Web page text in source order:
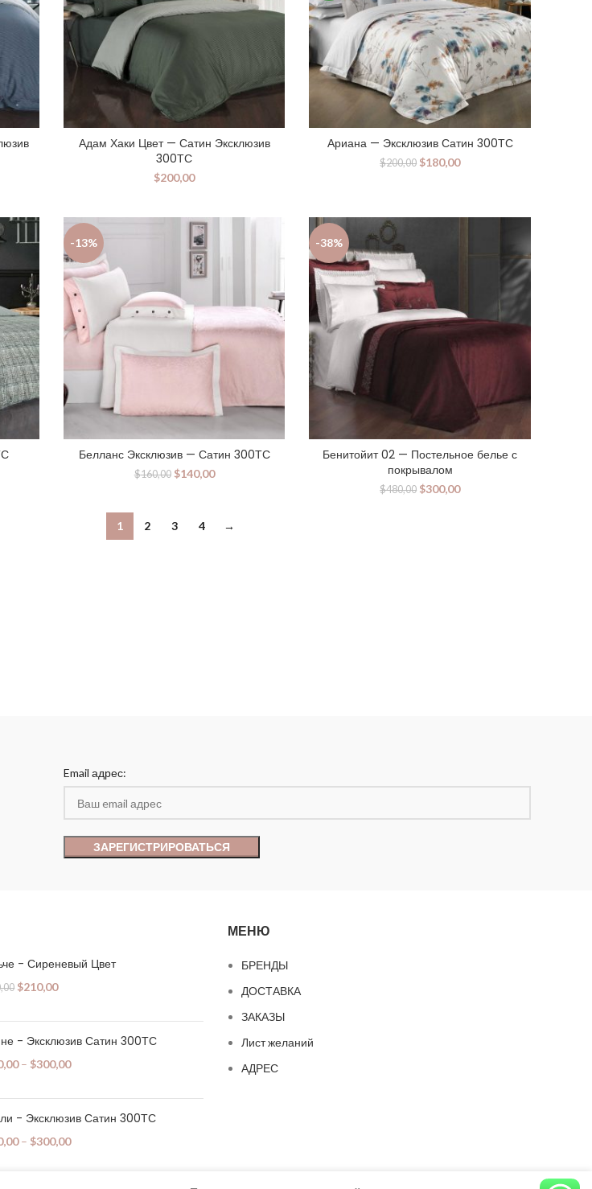
Адам Хаки Цвет — Сатин Эксклюзив
300ТС
$200,00
Ариана — Эксклюзив Сатин 300ТС
$200,00 $180,00
-13%
Белланс Эксклюзив — Сатин 300ТС
$160,00 $140,00
-38%
Бенитойит 02 — Постельное белье с
покрывалом
$480,00 $300,00
1 2 3 4 →
Email адрес:
- Сиреневый Цвет
$210,00
- Эксклюзив Сатин 300ТС
– $300,00
- Эксклюзив Сатин 300ТС
– $300,00
МЕНЮ
БРЕНДЫ
ДОСТАВКА
ЗАКАЗЫ
Лист желаний
АДРЕС